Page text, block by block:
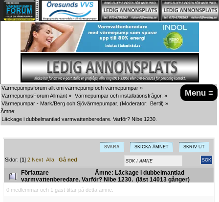
Menu ≡
Värmepumpsforum allt om värmepump och värmepumpar »
VärmepumpsForum Allmänt » Värmepumpar och installationsfrågor. »
Värmepumpar - Mark/Berg och Sjövärmepumpar. (Moderator: Bertil) »
Ämne:
Läckage i dubbelmantlad varmvattenberedare. Varför? Nibe 1230.
SVARA SKICKA ÄMNET SKRIV UT
Sidor: [1]2 Next Alla Gå ned
Författare
Ämne: Läckage i dubbelmantlad
varmvattenberedare. Varför? Nibe 1230. (läst 14013 gånger)
0 medlemmar och 1 gäst tittar på detta ämne.